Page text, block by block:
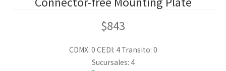
$843
CDMX: 0 CEDI: 4 Transito: 0
Sucursales: 4